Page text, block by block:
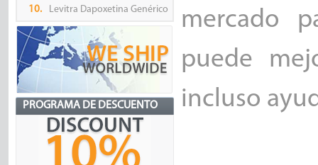
10. Levitra Dapoxetina Genérico
PROGRAMA DE DESCUENTO
mercado
puede
incluso